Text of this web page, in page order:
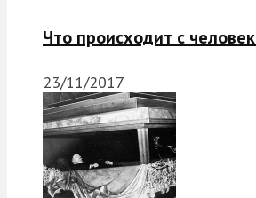
Что происходит с
23/11/2017